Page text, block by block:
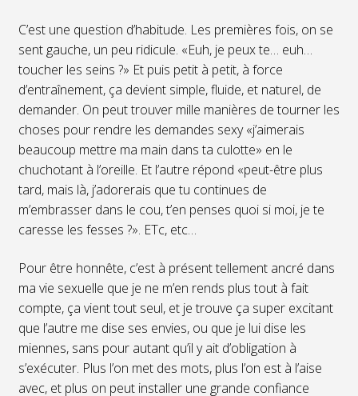
C’est une question d’habitude. Les premières fois, on se
sent gauche, un peu ridicule. «Euh, je peux te… euh…
toucher les seins ?» Et puis petit à petit, à force
d’entraînement, ça devient simple, fluide, et naturel, de
demander. On peut trouver mille manières de tourner les
choses pour rendre les demandes sexy «j’aimerais
beaucoup mettre ma main dans ta culotte» en le
chuchotant à l’oreille. Et l’autre répond «peut-être plus
tard, mais là, j’adorerais que tu continues de
m’embrasser dans le cou, t’en penses quoi si moi, je te
caresse les fesses ?». ETc, etc…
Pour être honnête, c’est à présent tellement ancré dans
ma vie sexuelle que je ne m’en rends plus tout à fait
compte, ça vient tout seul, et je trouve ça super excitant
que l’autre me dise ses envies, ou que je lui dise les
miennes, sans pour autant qu’il y ait d’obligation à
s’exécuter. Plus l’on met des mots, plus l’on est à l’aise
avec, et plus on peut installer une grande confiance